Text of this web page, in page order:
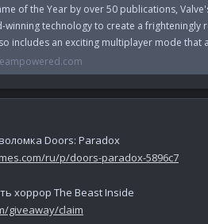
of the Year by over 50 publications,
winning technology to create a frighteningly
includes an exciting multiplayer mode that
Doors: Paradox
ru/p/doors-paradox-5896c7
хоррор The Beast Inside
giveaway/claim